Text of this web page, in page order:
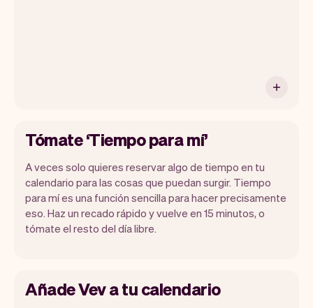
Tómate ‘Tiempo para mí’
A veces solo quieres reservar algo de tiempo en tu
calendario para las cosas que puedan surgir. Tiempo
para mí es una función sencilla para hacer precisamente
eso. Haz un recado rápido y vuelve en 15 minutos, o
tómate el resto del día libre.
Añade Vev a tu calendario